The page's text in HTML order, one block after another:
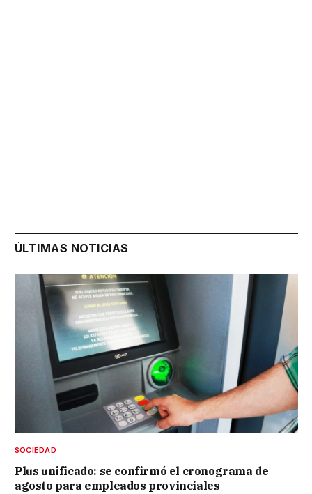
ÚLTIMAS NOTICIAS
SOCIEDAD
Plus unificado: se confirmó el cronograma de
agosto para empleados provinciales